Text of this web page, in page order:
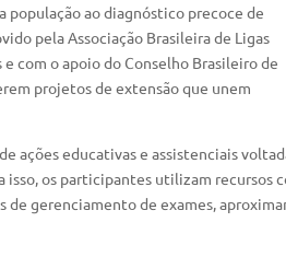
população ao diagnóstico precoce de
pela Associação Brasileira de Ligas
com o apoio do Conselho Brasileiro de
projetos de extensão que unem
ações educativas e assistenciais
isso, os participantes utilizam recursos
gerenciamento de exames,